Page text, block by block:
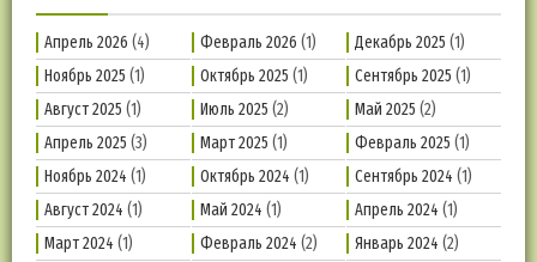
Апрель 2026 (4) Февраль 2026 (1) Декабрь 2025 (1)
Ноябрь 2025 (1) Октябрь 2025 (1) Сентябрь 2025 (1)
Август 2025 (1) Июль 2025 (2) Май 2025 (2)
Апрель 2025 (3) Март 2025 (1) Февраль 2025 (1)
Ноябрь 2024 (1) Октябрь 2024 (1) Сентябрь 2024 (1)
Август 2024 (1) Май 2024 (1) Апрель 2024 (1)
Март 2024 (1) Февраль 2024 (2) Январь 2024 (2)